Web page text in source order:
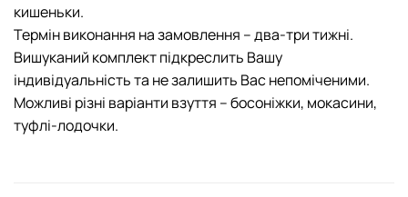
кишеньки.
Термін виконання на замовлення – два-три тижні.
Вишуканий комплект підкреслить Вашу
індивідуальність та не залишить Вас непоміченими.
Можливі різні варіанти взуття – босоніжки, мокасини,
туфлі-лодочки.